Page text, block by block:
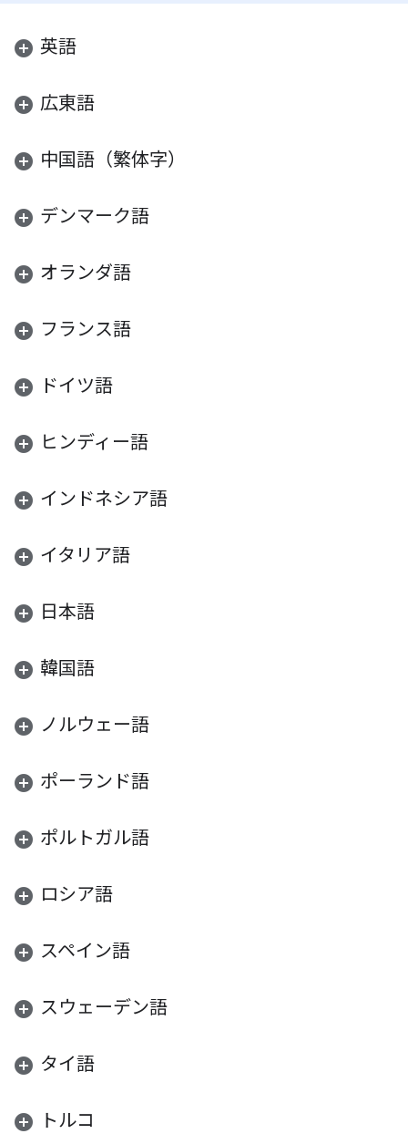
英語
広東語
中国語（繁体字）
デンマーク語
オランダ語
フランス語
ドイツ語
ヒンディー語
インドネシア語
イタリア語
日本語
韓国語
ノルウェー語
ポーランド語
ポルトガル語
ロシア語
スペイン語
スウェーデン語
タイ語
トルコ